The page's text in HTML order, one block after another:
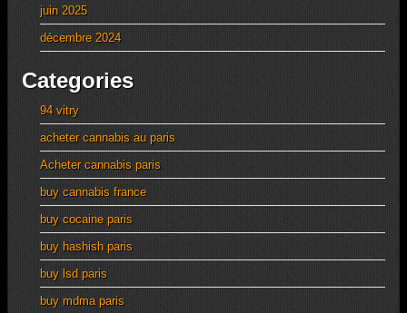
juin 2025
décembre 2024
Categories
94 vitry
acheter cannabis au paris
Acheter cannabis paris
buy cannabis france
buy cocaine paris
buy hashish paris
buy lsd paris
buy mdma paris